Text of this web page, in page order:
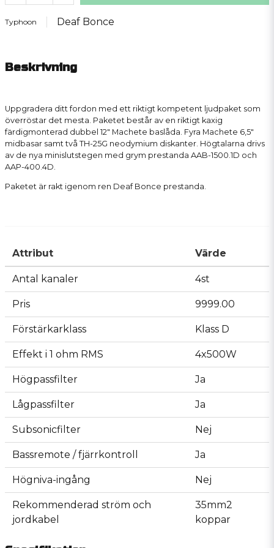
Typhoon Deaf Bonce
Beskrivning
Uppgradera ditt fordon med ett riktigt kompetent ljudpaket som
överröstar det mesta. Paketet består av en riktigt kaxig
färdigmonterad dubbel 12" Machete baslåda. Fyra Machete 6,5"
midbasar samt två TH-25G neodymium diskanter. Högtalarna drivs
av de nya minislutstegen med grym prestanda AAB-1500.1D och
AAP-400.4D.
Paketet är rakt igenom ren Deaf Bonce prestanda.
Attribut Värde
Antal kanaler 4st
Pris 9999.00
Förstärkarklass Klass D
Effekt i 1 ohm RMS 4x500W
Högpassfilter Ja
Lågpassfilter Ja
Subsonicfilter Nej
Bassremote / fjärrkontroll Ja
Högniva-ingång Nej
Rekommenderad ström och
jordkabel
35mm2
koppar